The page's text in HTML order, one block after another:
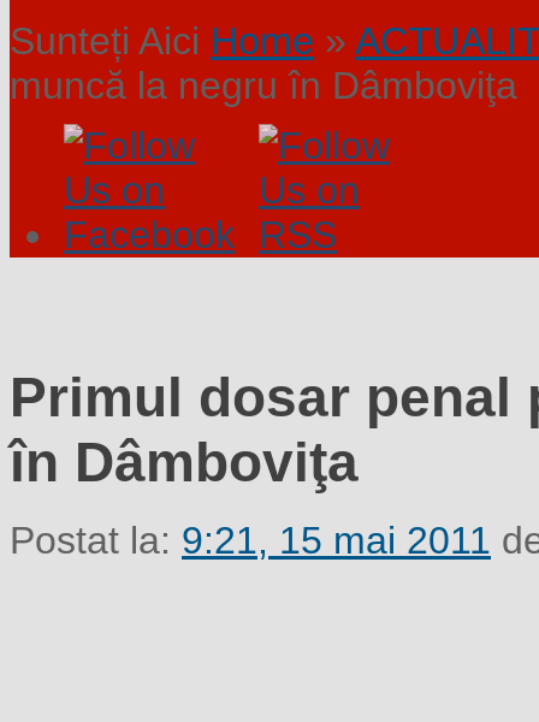
Sunteți Aici Home »
muncă la negru în Dâmboviţa
Primul dosar penal
în Dâmboviţa
Postat la: 9:21, 15 mai 2011